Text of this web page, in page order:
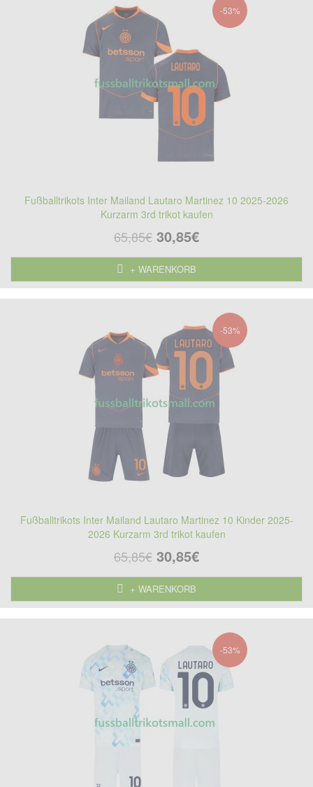
-53%
Fußballtrikots Inter Mailand Lautaro Martinez 10 2025-2026
Kurzarm 3rd trikot kaufen
65,85€ 30,85€
+ WARENKORB
-53%
Fußballtrikots Inter Mailand Lautaro Martinez 10 Kinder 2025-
2026 Kurzarm 3rd trikot kaufen
65,85€ 30,85€
+ WARENKORB
-53%